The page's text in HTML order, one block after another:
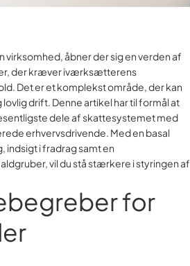
åbner der sig en verden af
der kræver iværksætterens
Det er et komplekst område, der kan
drift. Denne artikel har til formål at
dele af skattesystemet med
erhvervsdrivende. Med en basal
i fradrag samt en
vil du stå stærkere i styringen af
for